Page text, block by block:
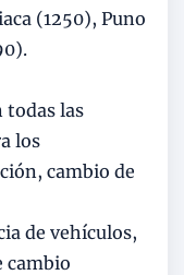
(1250), Puno
todas las
los
cambio de
de vehículos,
cambio